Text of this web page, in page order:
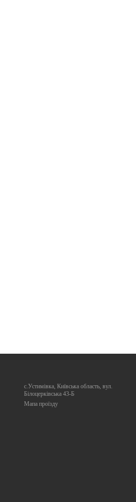
с.Устимівка, Київська область, вул.
Білоцерківська 43-Б
Мапа проїзду